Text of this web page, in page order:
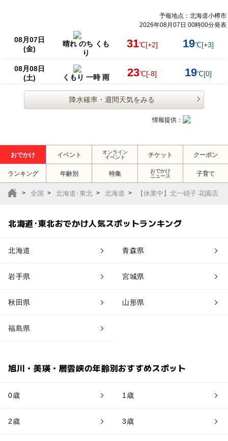
予報地点：北海道小樽市
2026年08月07日 00時00分発表
08月07日
(金)
晴れ のち くも
り
31℃[+2] 19℃[+3]
08月08日
(土)
くもり 一時 雨 23℃[-8] 19℃[0]
降水確率・週間天気をみる
情報提供：
おでかけ イベント
オンライン
イベント
チケット クーポン
ランキング 年齢別 特集
おでかけ
ニュース
子育て
全国 北海道･東北 北海道 【休業中】北一硝子 花園店
北海道･東北おでかけ人気スポットランキング
北海道 青森県
岩手県 宮城県
秋田県 山形県
福島県
旭川・美瑛・層雲峡の年齢別おすすめスポット
0歳 1歳
2歳 3歳